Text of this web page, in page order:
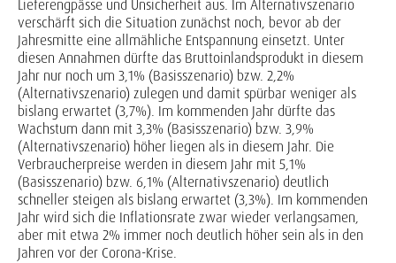
Lieferengpässe und Unsicherheit aus. Im Alternativszenario
verschärft sich die Situation zunächst noch, bevor ab der
Jahresmitte eine allmähliche Entspannung einsetzt. Unter
diesen Annahmen dürfte das Bruttoinlandsprodukt in diesem
Jahr nur noch um 3,1% (Basisszenario) bzw. 2,2%
(Alternativszenario) zulegen und damit spürbar weniger als
bislang erwartet (3,7%). Im kommenden Jahr dürfte das
Wachstum dann mit 3,3% (Basisszenario) bzw. 3,9%
(Alternativszenario) höher liegen als in diesem Jahr. Die
Verbraucherpreise werden in diesem Jahr mit 5,1%
(Basisszenario) bzw. 6,1% (Alternativszenario) deutlich
schneller steigen als bislang erwartet (3,3%). Im kommenden
Jahr wird sich die Inflationsrate zwar wieder verlangsamen,
aber mit etwa 2% immer noch deutlich höher sein als in den
Jahren vor der Corona-Krise.